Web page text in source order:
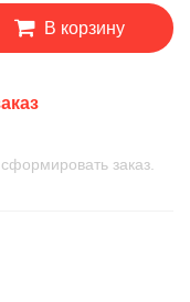
В корзину
заказ.